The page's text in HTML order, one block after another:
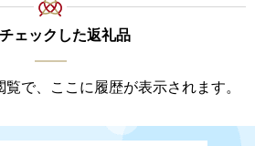
ェックした返礼品
で、ここに履歴が表示されます。